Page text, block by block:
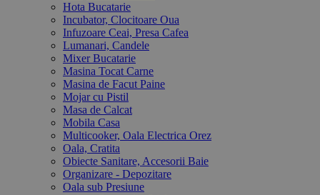
Hota Bucatarie
Incubator, Clocitoare Oua
Infuzoare Ceai, Presa Cafea
Lumanari, Candele
Mixer Bucatarie
Masina Tocat Carne
Masina de Facut Paine
Mojar cu Pistil
Masa de Calcat
Mobila Casa
Multicooker, Oala Electrica Orez
Oala, Cratita
Obiecte Sanitare, Accesorii Baie
Organizare - Depozitare
Oala sub Presiune